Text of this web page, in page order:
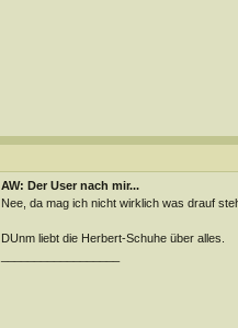
AW: Der User nach mir...
Nee, da mag ich nicht wirklich was drauf
DUnm liebt die Herbert-Schuhe über alles.